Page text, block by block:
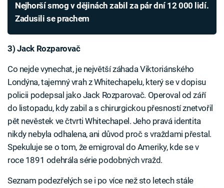
Nejhorší smog v dějinách zabil za pár dní 12 000 lidí.
Zadusili se prachem
3) Jack Rozparovač
Co nejde vynechat, je největší záhada Viktoriánského
Londýna, tajemný vrah z Whitechapelu, který se v dopisu
policii podepsal jako Jack Rozparovač. Operoval od září
do listopadu, kdy zabil a s chirurgickou přesností znetvořil
pět nevěstek ve čtvrti Whitechapel. Jeho pravá identita
nikdy nebyla odhalena, ani důvod proč s vraždami přestal.
Spekuluje se o tom, že emigroval do Ameriky, kde se v
roce 1891 odehrála série podobných vražd.
Seznam podezřelých se i po více než sto letech stále